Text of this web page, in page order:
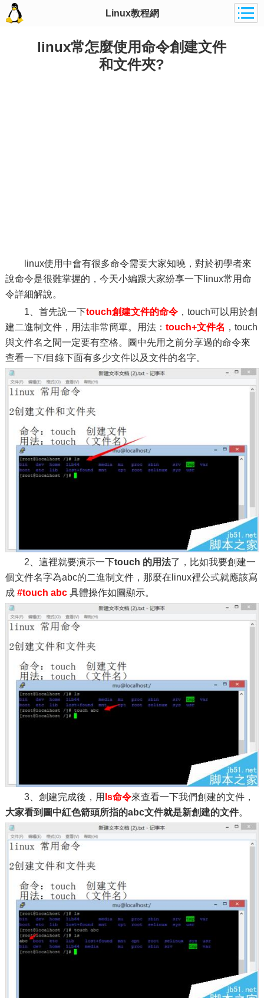
Linux教程網
linux常怎麼使用命令創建文件
和文件夾?
linux使用中會有很多命令需要大家知曉，對於初學者來
說命令是很難掌握的，今天小編跟大家紛享一下linux常用命
令詳細解說。
1、首先說一下touch創建文件的命令，touch可以用於創
建二進制文件，用法非常簡單。用法： touch+文件名 ，touch
與文件名之間一定要有空格。圖中先用之前分享過的命令來
查看一下/目錄下面有多少文件以及文件的名字。
2、這裡就要演示一下touch 的用法了，比如我要創建一
個文件名字為abc的二進制文件，那麼在linux裡公式就應該寫
成 #touch abc具體操作如圖顯示。
3、創建完成後，用 ls命令來查看一下我們創建的文件，
大家看到圖中紅色箭頭所指的abc文件就是新創建的文件。